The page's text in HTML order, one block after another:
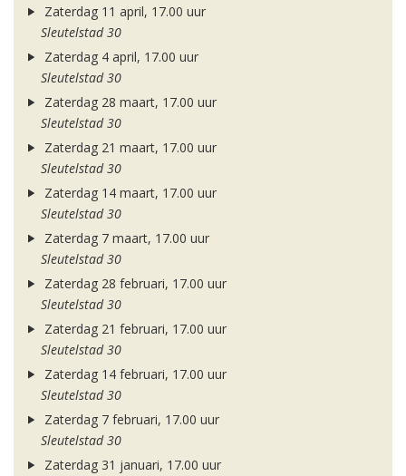
Zaterdag 11 april, 17.00 uur
Sleutelstad 30
Zaterdag 4 april, 17.00 uur
Sleutelstad 30
Zaterdag 28 maart, 17.00 uur
Sleutelstad 30
Zaterdag 21 maart, 17.00 uur
Sleutelstad 30
Zaterdag 14 maart, 17.00 uur
Sleutelstad 30
Zaterdag 7 maart, 17.00 uur
Sleutelstad 30
Zaterdag 28 februari, 17.00 uur
Sleutelstad 30
Zaterdag 21 februari, 17.00 uur
Sleutelstad 30
Zaterdag 14 februari, 17.00 uur
Sleutelstad 30
Zaterdag 7 februari, 17.00 uur
Sleutelstad 30
Zaterdag 31 januari, 17.00 uur